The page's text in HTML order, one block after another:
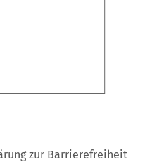
zur Barrierefreiheit